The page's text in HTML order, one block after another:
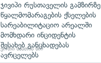
ჯივიპი რუსთაველის გამზირზე
წყალმომარაგების ქსელების
სარეაბილიტაციო არეალში
მომხდარი ინციდენტის
შესახებ განცხადებას
ავრცელებს
ერთი საათის წინ